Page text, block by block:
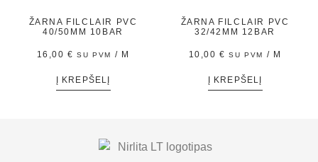
ŽARNA FILCLAIR PVC
40/50MM 10BAR
16,00€ SU PVM / M
Į KREPŠELĮ
ŽARNA FILCLAIR PVC
32/42MM 12BAR
10,00€ SU PVM / M
Į KREPŠELĮ